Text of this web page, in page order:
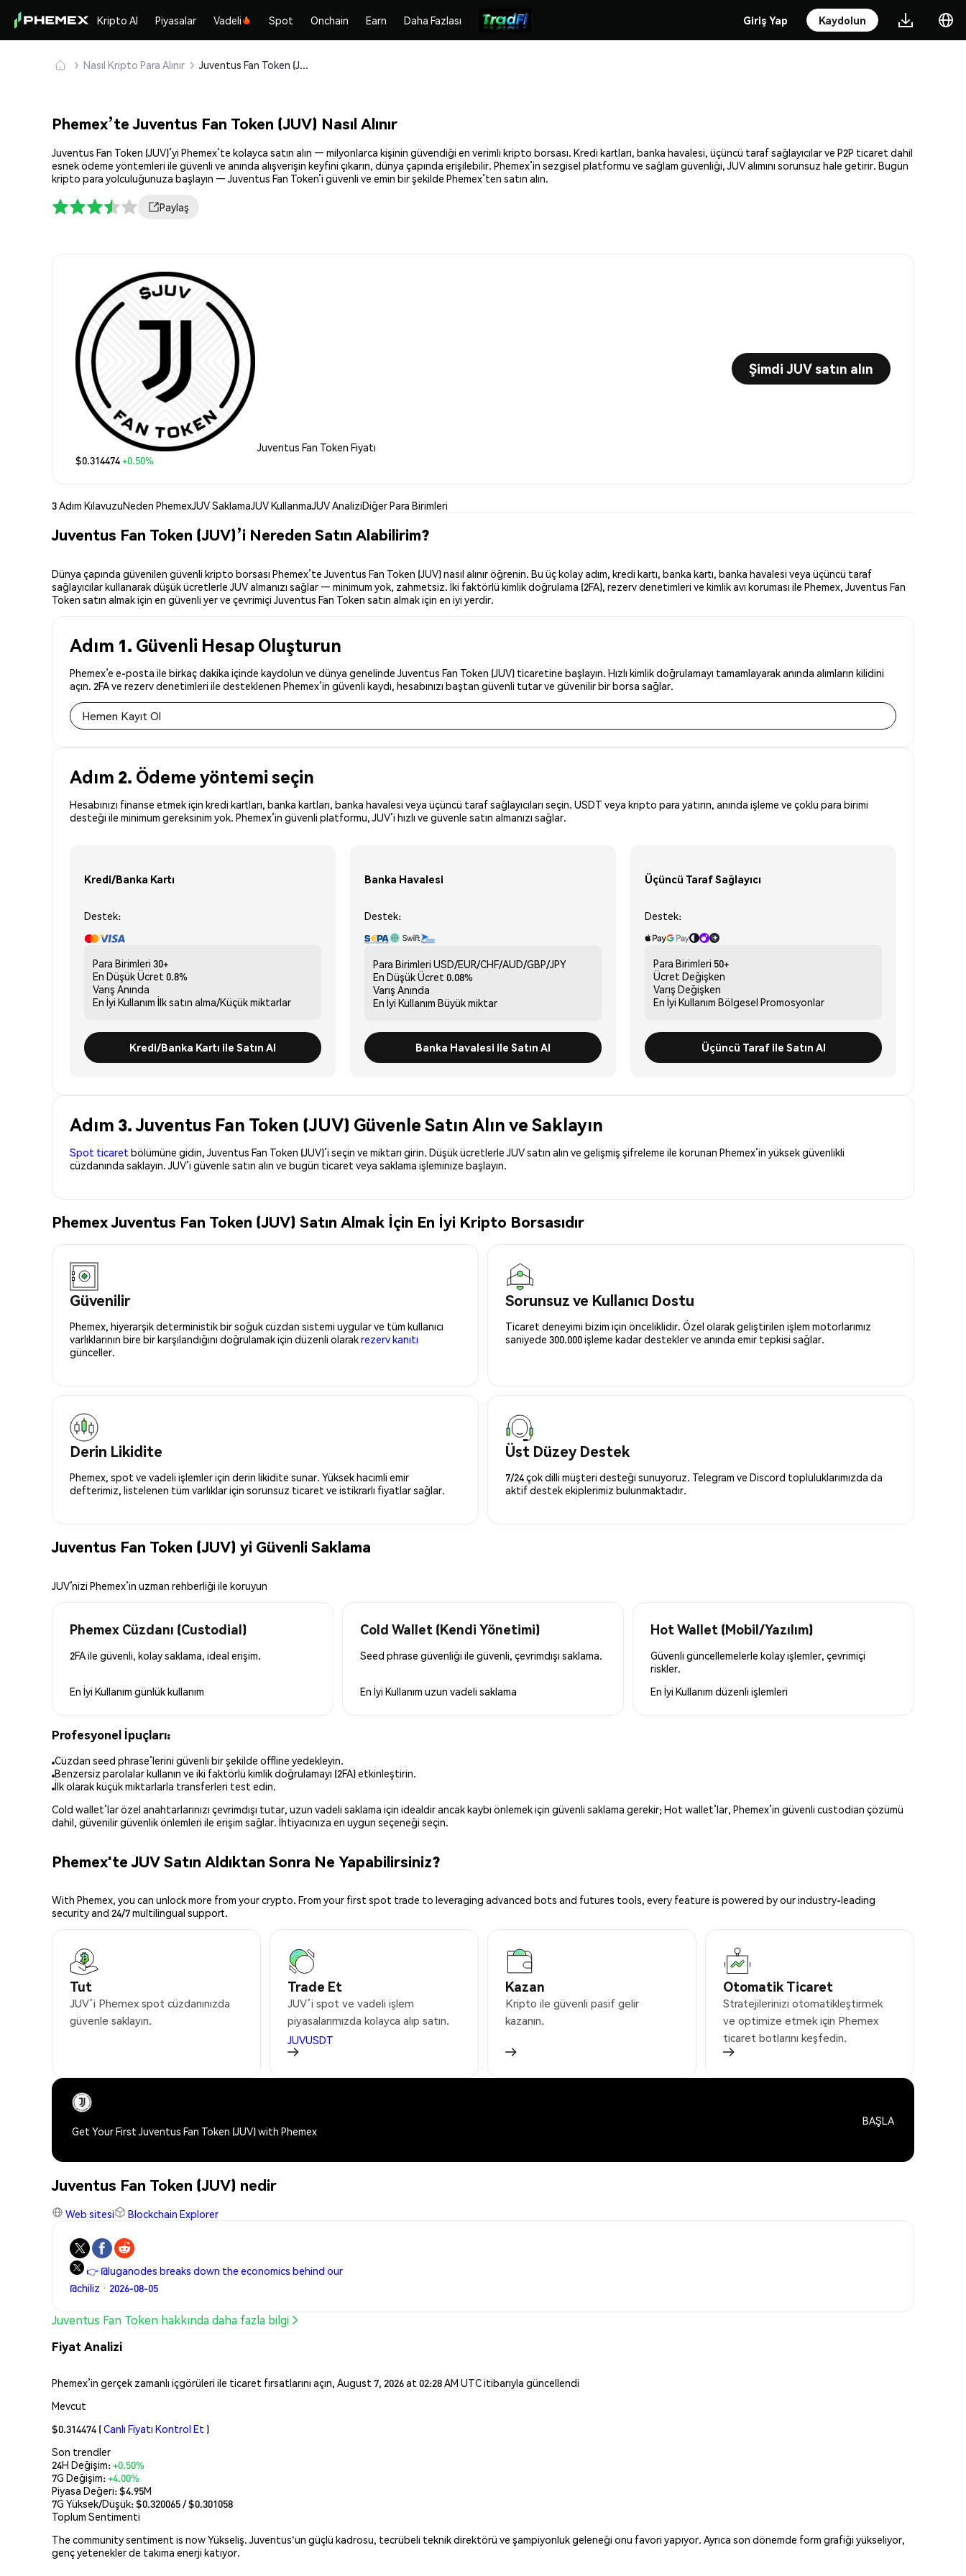
Kripto Al Piyasalar Vadeli Spot Onchain Earn Daha Fazlası Giriş Yap Kaydolun
Nasıl Kripto Para Alınır Juventus Fan Token (JUV) Güvenle Satın Alın ve Saklayın
Phemex’te Juventus Fan Token (JUV) Nasıl Alınır
Juventus Fan Token (JUV)’yi Phemex’te kolayca satın alın — milyonlarca kişinin güvendiği en verimli kripto borsası. Kredi kartları, banka havalesi, üçüncü taraf sağlayıcılar ve P2P ticaret dahil
esnek ödeme yöntemleri ile güvenli ve anında alışverişin keyfini çıkarın, dünya çapında erişilebilir. Phemex’in sezgisel platformu ve sağlam güvenliği, JUV alımını sorunsuz hale getirir. Bugün
kripto para yolculuğunuza başlayın — Juventus Fan Token’i güvenli ve emin bir şekilde Phemex’ten satın alın.
Paylaş
Juventus Fan Token Fiyatı
$0.314474+0.50%
Şimdi JUV satın alın
3 Adım KılavuzuNeden PhemexJUV SaklamaJUV KullanmaJUV AnaliziDiğer Para Birimleri
Juventus Fan Token (JUV)’i Nereden Satın Alabilirim?
Dünya çapında güvenilen güvenli kripto borsası Phemex’te Juventus Fan Token (JUV) nasıl alınır öğrenin. Bu üç kolay adım, kredi kartı, banka kartı, banka havalesi veya üçüncü taraf
sağlayıcılar kullanarak düşük ücretlerle JUV almanızı sağlar — minimum yok, zahmetsiz. İki faktörlü kimlik doğrulama (2FA), rezerv denetimleri ve kimlik avı koruması ile Phemex, Juventus Fan
Token satın almak için en güvenli yer ve çevrimiçi Juventus Fan Token satın almak için en iyi yerdir.
Adım 1. Güvenli Hesap Oluşturun
Phemex’e e-posta ile birkaç dakika içinde kaydolun ve dünya genelinde Juventus Fan Token (JUV) ticaretine başlayın. Hızlı kimlik doğrulamayı tamamlayarak anında alımların kilidini
açın. 2FA ve rezerv denetimleri ile desteklenen Phemex’in güvenli kaydı, hesabınızı baştan güvenli tutar ve güvenilir bir borsa sağlar.
Hemen Kayıt Ol
Adım 2. Ödeme yöntemi seçin
Hesabınızı finanse etmek için kredi kartları, banka kartları, banka havalesi veya üçüncü taraf sağlayıcıları seçin. USDT veya kripto para yatırın, anında işleme ve çoklu para birimi
desteği ile minimum gereksinim yok. Phemex’in güvenli platformu, JUV’i hızlı ve güvenle satın almanızı sağlar.
Kredi/Banka Kartı
Destek:
Para Birimleri 30+
En Düşük Ücret 0.8%
Varış Anında
En İyi Kullanım İlk satın alma/Küçük miktarlar
Kredi/Banka Kartı ile Satın Al
Banka Havalesi
Destek:
Para Birimleri USD/EUR/CHF/AUD/GBP/JPY
En Düşük Ücret 0.08%
Varış Anında
En İyi Kullanım Büyük miktar
Banka Havalesi ile Satın Al
Üçüncü Taraf Sağlayıcı
Destek:
Para Birimleri 50+
Ücret Değişken
Varış Değişken
En İyi Kullanım Bölgesel Promosyonlar
Üçüncü Taraf ile Satın Al
Adım 3. Juventus Fan Token (JUV) Güvenle Satın Alın ve Saklayın
Spot ticaret bölümüne gidin, Juventus Fan Token (JUV)’i seçin ve miktarı girin. Düşük ücretlerle JUV satın alın ve gelişmiş şifreleme ile korunan Phemex’in yüksek güvenlikli
cüzdanında saklayın. JUV’i güvenle satın alın ve bugün ticaret veya saklama işleminize başlayın.
Phemex Juventus Fan Token (JUV) Satın Almak İçin En İyi Kripto Borsasıdır
Güvenilir
Phemex, hiyerarşik deterministik bir soğuk cüzdan sistemi uygular ve tüm kullanıcı
varlıklarının bire bir karşılandığını doğrulamak için düzenli olarakrezerv kanıtı
günceller.
Sorunsuz ve Kullanıcı Dostu
Ticaret deneyimi bizim için önceliklidir. Özel olarak geliştirilen işlem motorlarımız
saniyede 300.000 işleme kadar destekler ve anında emir tepkisi sağlar.
Derin Likidite
Phemex, spot ve vadeli işlemler için derin likidite sunar. Yüksek hacimli emir
defterimiz, listelenen tüm varlıklar için sorunsuz ticaret ve istikrarlı fiyatlar sağlar.
Üst Düzey Destek
7/24 çok dilli müşteri desteği sunuyoruz. Telegram ve Discord topluluklarımızda da
aktif destek ekiplerimiz bulunmaktadır.
Juventus Fan Token (JUV) yi Güvenli Saklama
JUV’nizi Phemex’in uzman rehberliği ile koruyun
Phemex Cüzdanı (Custodial)
2FA ile güvenli, kolay saklama, ideal erişim.
En İyi Kullanım günlük kullanım
Cold Wallet (Kendi Yönetimi)
Seed phrase güvenliği ile güvenli, çevrimdışı saklama.
En İyi Kullanım uzun vadeli saklama
Hot Wallet (Mobil/Yazılım)
Güvenli güncellemelerle kolay işlemler, çevrimiçi
riskler.
En İyi Kullanım düzenli işlemleri
Profesyonel İpuçları:
Cüzdan seed phrase’lerini güvenli bir şekilde offline yedekleyin.
Benzersiz parolalar kullanın ve iki faktörlü kimlik doğrulamayı (2FA) etkinleştirin.
İlk olarak küçük miktarlarla transferleri test edin.
Cold wallet’lar özel anahtarlarınızı çevrimdışı tutar, uzun vadeli saklama için idealdir ancak kaybı önlemek için güvenli saklama gerekir; Hot wallet’lar, Phemex’in güvenli custodian çözümü
dahil, güvenilir güvenlik önlemleri ile erişim sağlar. İhtiyacınıza en uygun seçeneği seçin.
Phemex'te JUV Satın Aldıktan Sonra Ne Yapabilirsiniz?
With Phemex, you can unlock more from your crypto. From your first spot trade to leveraging advanced bots and futures tools, every feature is powered by our industry-leading
security and 24/7 multilingual support.
Tut
JUV’i Phemex spot cüzdanınızda
güvenle saklayın.
Trade Et
JUV’i spot ve vadeli işlem
piyasalarımızda kolayca alıp satın.
JUVUSDT
Kazan
Kripto ile güvenli pasif gelir
kazanın.
Otomatik Ticaret
Stratejilerinizi otomatikleştirmek
ve optimize etmek için Phemex
ticaret botlarını keşfedin.
Get Your First Juventus Fan Token (JUV) with Phemex
BAŞLA
Juventus Fan Token (JUV) nedir
Web sitesi Blockchain Explorer
👉 @luganodes breaks down the economics behind our
@chiliz · 2026-08-05
Juventus Fan Token hakkında daha fazla bilgi
Fiyat Analizi
Phemex’in gerçek zamanlı içgörüleri ile ticaret fırsatlarını açın, August 7, 2026 at 02:28 AM UTC itibarıyla güncellendi
Mevcut
$0.314474 (Canlı Fiyatı Kontrol Et )
Son trendler
24H Değişim:+0.50%
7G Değişim:+4.00%
Piyasa Değeri:$4.95M
7G Yüksek/Düşük: $0.320065/ $0.301058
Toplum Sentimenti
The community sentiment is now Yükseliş. Juventus'un güçlü kadrosu, tecrübeli teknik direktörü ve şampiyonluk geleneği onu favori yapıyor. Ayrıca son dönemde form grafiği yükseliyor,
genç yetenekler de takıma enerji katıyor.